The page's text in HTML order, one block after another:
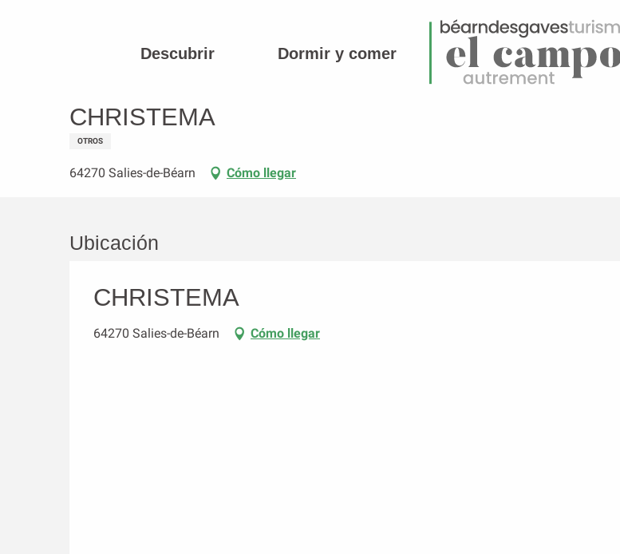
Descubrir Dormir y comer
CHRISTEMA
CHRISTEMA
OTROS
64270 Salies-de-Béarn Cómo llegar
Ubicación
CHRISTEMA
64270 Salies-de-Béarn Cómo llegar